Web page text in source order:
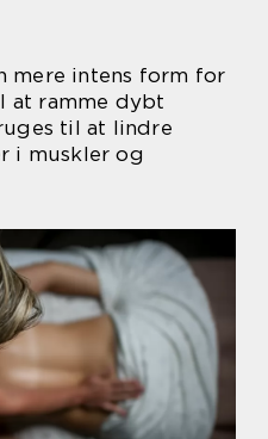
mere intens form for
at ramme dybt
til at lindre
i muskler og